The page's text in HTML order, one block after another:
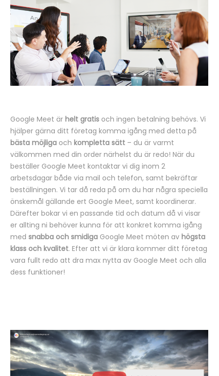
Google Meet är helt gratis och ingen betalning behövs. Vi
hjälper gärna ditt företag komma igång med detta på
bästa möjliga och kompletta sätt – du är varmt
välkommen med din order närhelst du är redo! När du
beställer Google Meet kontaktar vi dig inom 2
arbetsdagar både via mail och telefon, samt bekräftar
beställningen. Vi tar då reda på om du har några speciella
önskemål gällande ert Google Meet, samt koordinerar.
Därefter bokar vi en passande tid och datum då vi visar
er allting ni behöver kunna för att konkret komma igång
med snabba och smidiga Google Meet möten av högsta
klass och kvalitet. Efter att vi är klara kommer ditt företag
vara fullt redo att dra max nytta av Google Meet och alla
dess funktioner!